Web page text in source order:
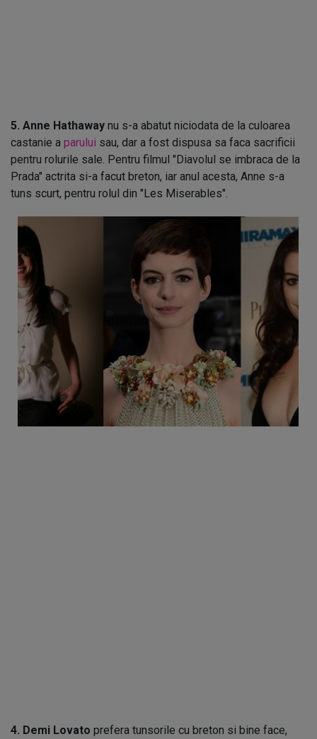
5. Anne Hathaway nu s-a abatut niciodata de la culoarea
castanie a parului sau, dar a fost dispusa sa faca sacrificii
pentru rolurile sale. Pentru filmul "Diavolul se imbraca de la
Prada" actrita si-a facut breton, iar anul acesta, Anne s-a
tuns scurt, pentru rolul din "Les Miserables".
4. Demi Lovato prefera tunsorile cu breton si bine face,